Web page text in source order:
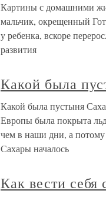
Картины с домашними
мальчик, окрещенный
у ребенка, вскоре
развития
Какой была
Какой была пустыня
Европы была покрыта
чем в наши дни, а
Сахары началось
Как вести